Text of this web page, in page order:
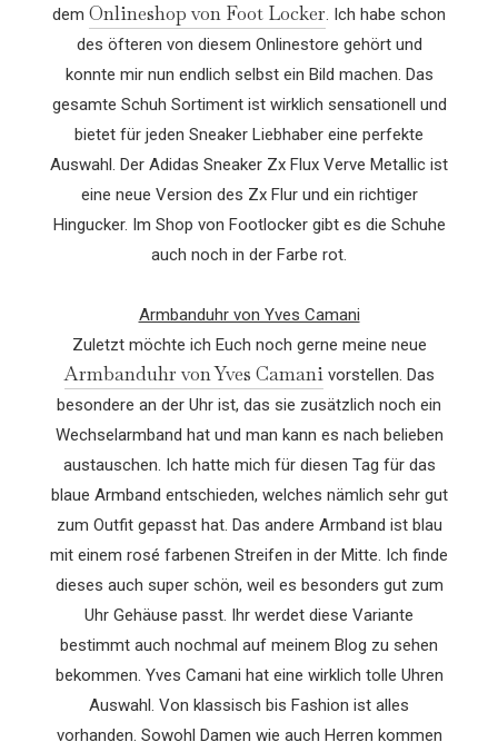
dem Onlineshop von Foot Locker. Ich habe schon
des öfteren von diesem Onlinestore gehört und
konnte mir nun endlich selbst ein Bild machen. Das
gesamte Schuh Sortiment ist wirklich sensationell und
bietet für jeden Sneaker Liebhaber eine perfekte
Auswahl. Der Adidas Sneaker Zx Flux Verve Metallic ist
eine neue Version des Zx Flur und ein richtiger
Hingucker. Im Shop von Footlocker gibt es die Schuhe
auch noch in der Farbe rot.
Armbanduhr von Yves Camani
Zuletzt möchte ich Euch noch gerne meine neue
Armbanduhr von Yves Camanivorstellen. Das
besondere an der Uhr ist, das sie zusätzlich noch ein
Wechselarmband hat und man kann es nach belieben
austauschen. Ich hatte mich für diesen Tag für das
blaue Armband entschieden, welches nämlich sehr gut
zum Outfit gepasst hat. Das andere Armband ist blau
mit einem rosé farbenen Streifen in der Mitte. Ich finde
dieses auch super schön, weil es besonders gut zum
Uhr Gehäuse passt. Ihr werdet diese Variante
bestimmt auch nochmal auf meinem Blog zu sehen
bekommen. Yves Camani hat eine wirklich tolle Uhren
Auswahl. Von klassisch bis Fashion ist alles
vorhanden. Sowohl Damen wie auch Herren kommen